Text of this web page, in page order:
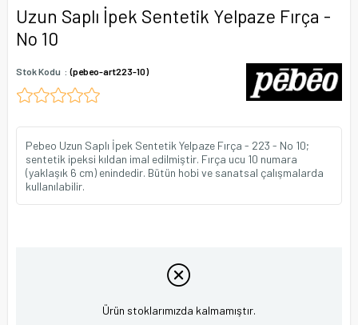
Uzun Saplı İpek Sentetik Yelpaze Fırça -
No 10
Stok Kodu (pebeo-art223-10)
Pebeo Uzun Saplı İpek Sentetik Yelpaze Fırça - 223 - No 10;
sentetik ipeksi kıldan imal edilmiştir. Fırça ucu 10 numara
(yaklaşık 6 cm) enindedir. Bütün hobi ve sanatsal çalışmalarda
kullanılabilir.
Ürün stoklarımızda kalmamıştır.